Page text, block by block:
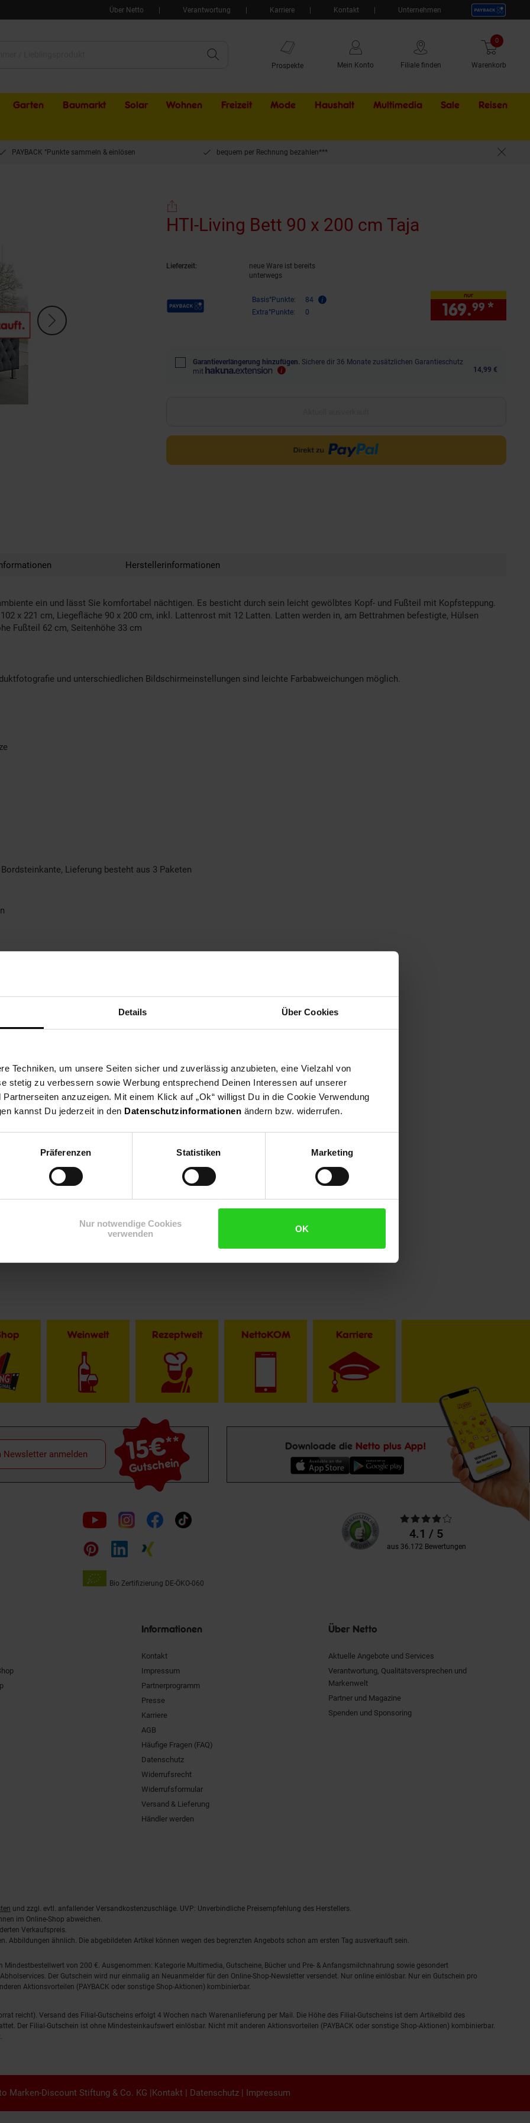
Details Über Cookies
Techniken, um unsere Seiten sicher und zuverlässig anzubieten, eine Vielzahl von
stetig zu verbessern sowie Werbung entsprechend Deinen Interessen auf unserer
anzuzeigen. Mit einem Klick auf „Ok“ willigst Du in die Cookie Verwendung
kannst Du jederzeit in den Datenschutzinformationen ändern bzw. widerrufen.
Präferenzen Statistiken Marketing
Nur notwendige Cookies
verwenden
OK
Über Netto Verantwortung Karriere Kontakt Unternehmen
Prospekte Mein Konto Filiale finden Warenkorb
0 Artikel
Garten Baumarkt Solar Wohnen Freizeit Mode Haushalt Multimedia Sale Externer
Reisen
PAYBACK °Punkte sammeln & einlösen bequem per Rechnung bezahlen***
HTI-Living Bett 90 x 200 cm Taja
Lieferzeit:
neue Ware ist bereits
unterwegs
Payback Punkte Basis°Punkte:
84
Extra°Punkte:
0
nur
169.99 *
Garantieverlängerung hinzufügen. Sichere dir 36 Monate zusätzlichen Garantieschutz
mit
14,99 €
Herstellerinformationen
ein und lässt Sie komfortabel nächtigen. Es besticht durch sein leicht gewölbtes Kopf- und Fußteil mit Kopfsteppung.
x 221 cm, Liegefläche 90 x 200 cm, inkl. Lattenrost mit 12 Latten. Latten werden in, am Bettrahmen befestigte, Hülsen
Fußteil 62 cm, Seitenhöhe 33 cm
und unterschiedlichen Bildschirmeinstellungen sind leichte Farbabweichungen möglich.
Lieferung besteht aus 3 Paketen
Weinwelt Rezeptwelt NettoKOM Karriere
15€**
Gutschein
Newsletter anmelden
Downloade die Netto plus App!
Folge
uns
auf
Bio Zertifizierung DE-ÖKO-060
Unsere
Kundenbewertungen
Durchschnittliche
Bewertungen4.1 / 5
aus 36.172 Bewertungen
Informationen
Kontakt
Impressum
Partnerprogramm
Presse
Karriere
AGB
Häufige Fragen (FAQ)
Datenschutz
Widerrufsrecht
Widerrufsformular
Versand & Lieferung
Händler werden
Über Netto
Aktuelle Angebote und Services
Verantwortung, Qualitätsversprechen und
Markenwelt
Partner und Magazine
Spenden und Sponsoring
und zzgl. evtl. anfallender Versandkostenzuschläge. UVP: Unverbindliche Preisempfehlung des Herstellers.
im Online-Shop abweichen.
Verkaufspreis.
Abbildungen ähnlich. Die abgebildeten Artikel können wegen des begrenzten Angebots schon am ersten Tag ausverkauft sein.
von 200 €. Ausgenommen: Kategorie Multimedia, Gutscheine, Bücher und Pre- & Anfangsmilchnahrung sowie gesondert
Der Gutschein wird nur einmalig an Neuanmelder für den Online-Shop-Newsletter versendet. Nur online einlösbar. Nur ein Gutschein pro
Aktionsvorteilen (PAYBACK oder sonstige Shop-Aktionen) kombinierbar.
reicht). Versand des Filial-Gutscheins erfolgt 4 Wochen nach Warenanlieferung per Mail. Die Höhe des Filial-Gutscheins ist dem Artikelbild des
Der Filial-Gutschein ist ohne Mindesteinkaufswert einlösbar. Nicht mit anderen Aktionsvorteilen (PAYBACK oder sonstige Shop-Aktionen) kombinierbar.
Marken-Discount Stiftung & Co. KG |Kontakt | Datenschutz| Impressum